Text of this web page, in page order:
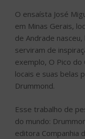
O ensaísta José
em Minas Gerais,
de Andrade
serviram de
exemplo, O Pico
locais e suas belas
Drummond.
Esse trabalho de
do mundo:
editora Companhia